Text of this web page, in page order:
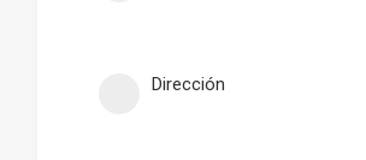
Dirección